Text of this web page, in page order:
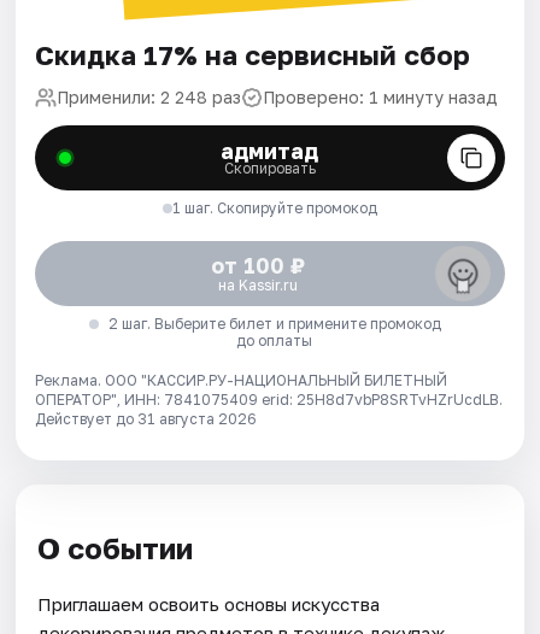
Скидка 17% на сервисный сбор
Применили: 2 248 раз Проверено: 1 минуту назад
адмитад
Скопировать
1 шаг. Скопируйте промокод
от 100 ₽
на Kassir.ru
2 шаг. Выберите билет и примените промокод
до оплаты
Реклама. ООО "КАССИР.РУ-НАЦИОНАЛЬНЫЙ БИЛЕТНЫЙ
ОПЕРАТОР", ИНН: 7841075409 erid: 25H8d7vbP8SRTvHZrUcdLB.
Действует до 31 августа 2026
О событии
Приглашаем освоить основы искусства